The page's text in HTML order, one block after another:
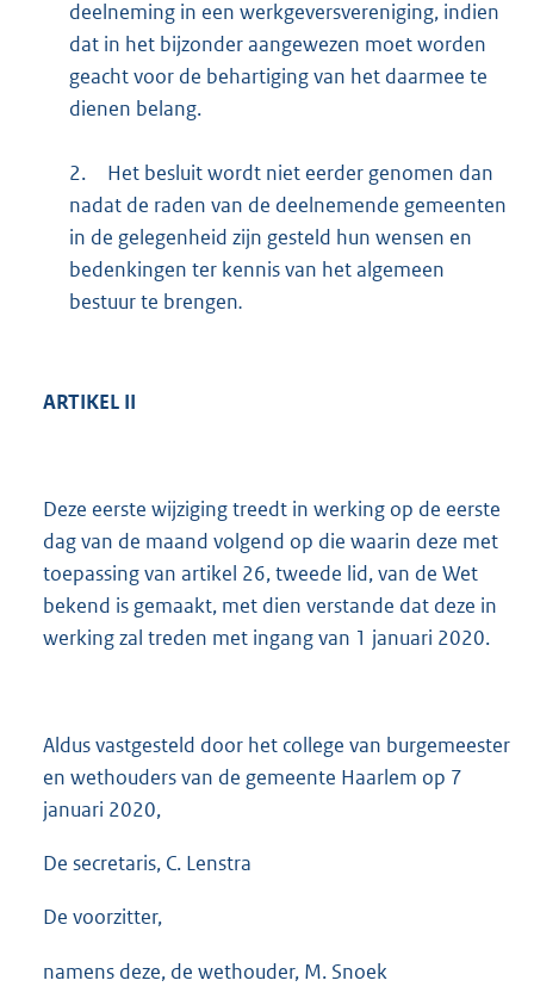
deelneming in een werkgeversvereniging, indien
dat in het bijzonder aangewezen moet worden
geacht voor de behartiging van het daarmee te
dienen belang.
2.
Het besluit wordt niet eerder genomen dan
nadat de raden van de deelnemende gemeenten
in de gelegenheid zijn gesteld hun wensen en
bedenkingen ter kennis van het algemeen
bestuur te brengen.
ARTIKEL II
Deze eerste wijziging treedt in werking op de eerste
dag van de maand volgend op die waarin deze met
toepassing van artikel 26, tweede lid, van de Wet
bekend is gemaakt, met dien verstande dat deze in
werking zal treden met ingang van 1 januari 2020.
Aldus vastgesteld door het college van burgemeester
en wethouders van de gemeente Haarlem op 7
januari 2020,
De secretaris, C. Lenstra
De voorzitter,
namens deze, de wethouder, M. Snoek